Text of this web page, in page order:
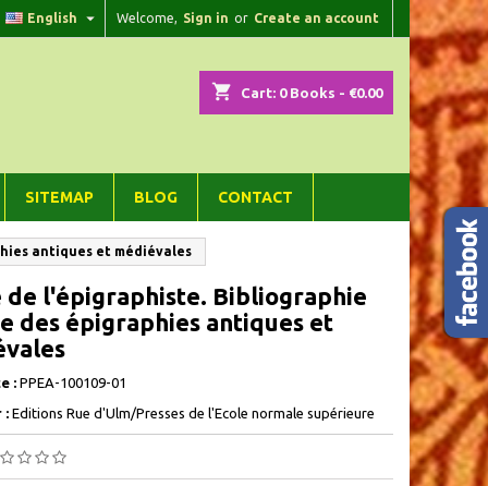
Welcome, Sign in or Create an account
English 
shopping_cart Cart: 0Books - €0.00
SITEMAP BLOG CONTACT
antiques et médiévales
de l'épigraphiste. Bibliographie
des épigraphies antiques et
: PPEA-100109-01
: Editions Rue d'Ulm/Presses de l'Ecole normale supérieure